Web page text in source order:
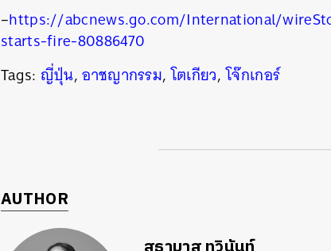
–https://abcnews.go.com/International/
starts-fire-80886470
Tags: ญี่ปุ่น,อาชญากรรม,โตเกียว,โจ๊กเกอร์
AUTHOR